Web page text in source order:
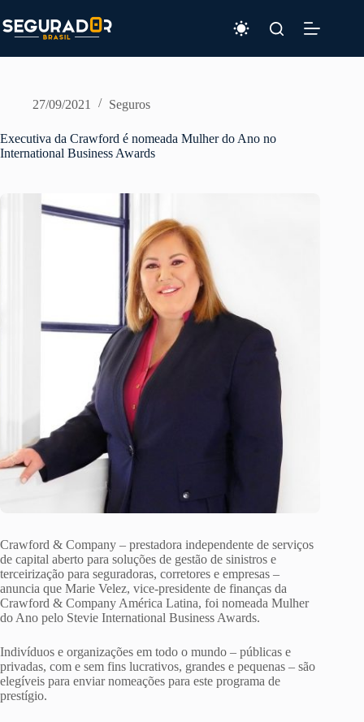
para
o
27/09/2021 Seguros
Executiva da Crawford é nomeada Mulher do Ano no
International Business Awards
Crawford & Company – prestadora independente de serviços
de capital aberto para soluções de gestão de sinistros e
terceirização para seguradoras, corretores e empresas –
anuncia que Marie Velez, vice-presidente de finanças da
Crawford & Company América Latina, foi nomeada Mulher
do Ano pelo Stevie International Business Awards.
Indivíduos e organizações em todo o mundo – públicas e
privadas, com e sem fins lucrativos, grandes e pequenas – são
elegíveis para enviar nomeações para este programa de
prestígio.